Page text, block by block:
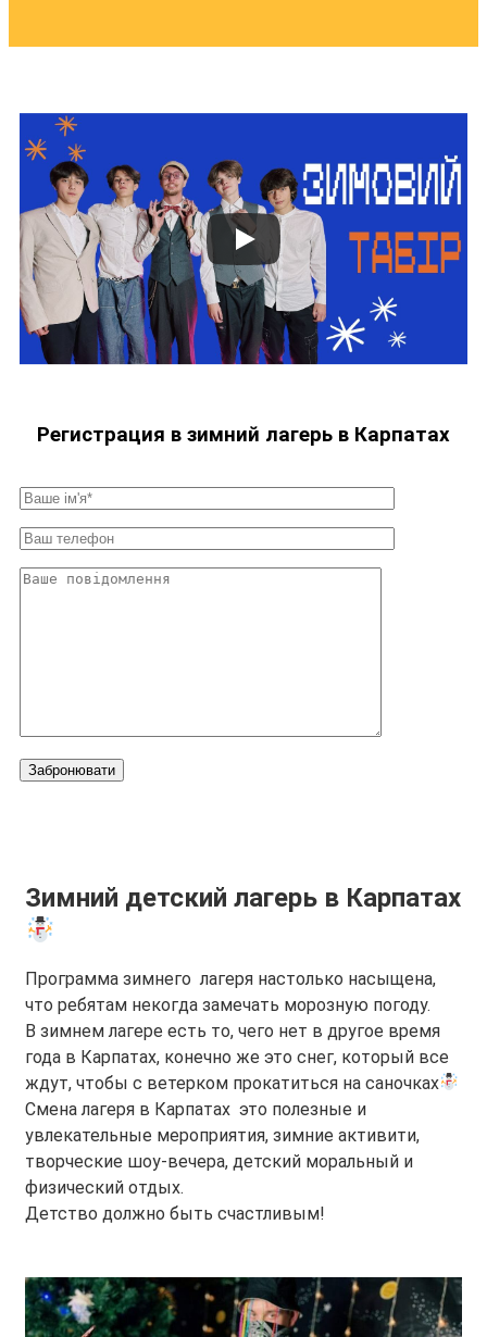
Регистрация в зимний лагерь в Карпатах
Забронювати
Зимний детский лагерь в Карпатах
Программа зимнего лагеря настолько насыщена,
что ребятам некогда замечать морозную погоду.
В зимнем лагере есть то, чего нет в другое время
года в Карпатах, конечно же это снег, который все
ждут, чтобы с ветерком прокатиться на саночках
Смена лагеря в Карпатах это полезные и
увлекательные мероприятия, зимние активити,
творческие шоу-вечера, детский моральный и
физический отдых.
Детство должно быть счастливым!